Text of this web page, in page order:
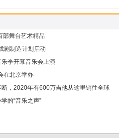
部舞台艺术精品
剧制造计划启动
季开幕音乐会上演
在北京举办
，2020年有600万吉他从这里销往全球
的“音乐之声”